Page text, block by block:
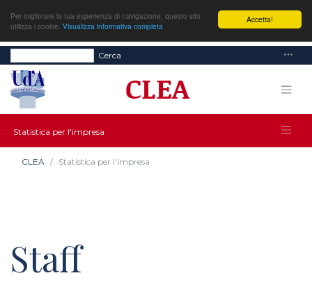
Accetta!
Per migliorare la tua esperienza di navigazione, questo sito
utilizza i cookie. Visualizza informativa completa
Cerca
Statistica per l'impresa
CLEA Statistica per l'impresa
Staff